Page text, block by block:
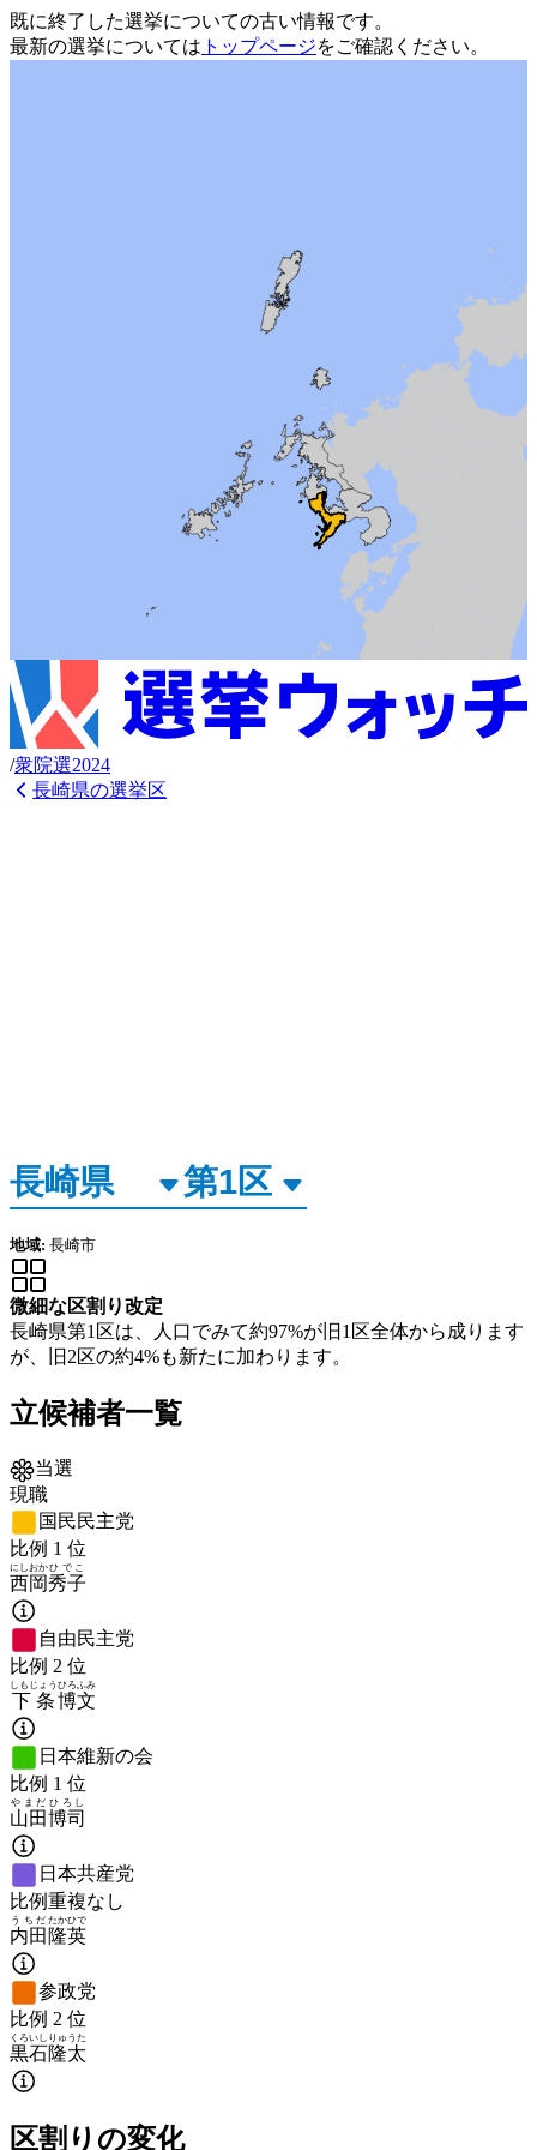
既に終了した選挙についての古い情報です。
最新の選挙については トップページをご確認ください。
/衆院選2024
長崎県の選挙区
地域: 長崎市
微細な区割り改定
長崎県第1区は、人口でみて約97%が旧1区全体から成ります
が、旧2区の約4%も新たに加わります。
立候補者一覧
当選
現職
国民民主党
比例 1 位
西岡
にしおか
秀子
ひでこ
自由民主党
比例 2 位
下条
しもじょう
博文
ひろふみ
日本維新の会
比例 1 位
山田
やまだ
博司
ひろし
日本共産党
比例重複なし
内田
うちだ
隆英
たかひで
参政党
比例 2 位
黒石
くろいし
隆太
りゅうた
区割りの変化